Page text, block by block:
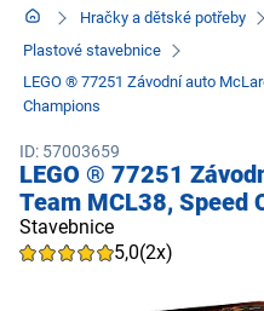
Hračky a dětské potřeby
Plastové stavebnice
LEGO ® 77251 Závodní auto
Champions
ID: 57003659
LEGO ® 77251
Team MCL38, Speed
Stavebnice
5,0(2x)